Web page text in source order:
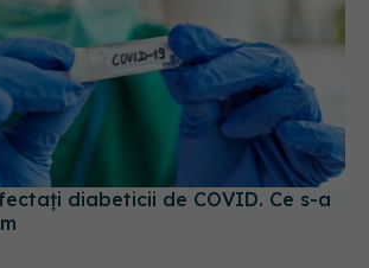
diabeticii de COVID. Ce s-a